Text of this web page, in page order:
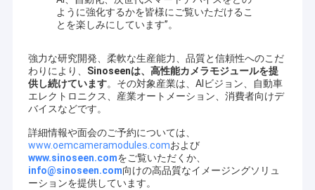
ように強化するかを皆様にご覧いただけるこ
とを楽しみにしています”。
強力な研究開発、柔軟な生産能力、品質と信頼性へのこだ
わりにより、 Sinoseenは、高性能カメラモジュールを提
供し続けています。その対象産業は、AIビジョン、自動車
エレクトロニクス、産業オートメーション、消費者向けデ
バイスなどです。
詳細情報や面会のご予約については、
www.oemcameramodules.comおよび
www.sinoseen.comをご覧いただくか、
info@sinoseen.com向けの高品質なイメージングソリュ
ーションを提供しています。